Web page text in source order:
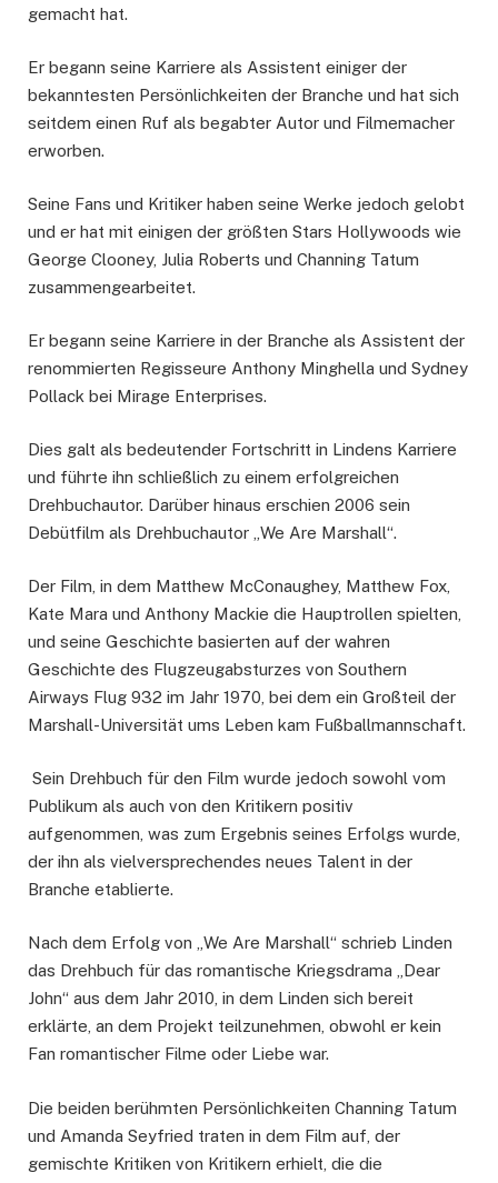
gemacht hat.
Er begann seine Karriere als Assistent einiger der
bekanntesten Persönlichkeiten der Branche und hat sich
seitdem einen Ruf als begabter Autor und Filmemacher
erworben.
Seine Fans und Kritiker haben seine Werke jedoch gelobt
und er hat mit einigen der größten Stars Hollywoods wie
George Clooney, Julia Roberts und Channing Tatum
zusammengearbeitet.
Er begann seine Karriere in der Branche als Assistent der
renommierten Regisseure Anthony Minghella und Sydney
Pollack bei Mirage Enterprises.
Dies galt als bedeutender Fortschritt in Lindens Karriere
und führte ihn schließlich zu einem erfolgreichen
Drehbuchautor. Darüber hinaus erschien 2006 sein
Debütfilm als Drehbuchautor „We Are Marshall“.
Der Film, in dem Matthew McConaughey, Matthew Fox,
Kate Mara und Anthony Mackie die Hauptrollen spielten,
und seine Geschichte basierten auf der wahren
Geschichte des Flugzeugabsturzes von Southern
Airways Flug 932 im Jahr 1970, bei dem ein Großteil der
Marshall-Universität ums Leben kam Fußballmannschaft.
Sein Drehbuch für den Film wurde jedoch sowohl vom
Publikum als auch von den Kritikern positiv
aufgenommen, was zum Ergebnis seines Erfolgs wurde,
der ihn als vielversprechendes neues Talent in der
Branche etablierte.
Nach dem Erfolg von „We Are Marshall“ schrieb Linden
das Drehbuch für das romantische Kriegsdrama „Dear
John“ aus dem Jahr 2010, in dem Linden sich bereit
erklärte, an dem Projekt teilzunehmen, obwohl er kein
Fan romantischer Filme oder Liebe war.
Die beiden berühmten Persönlichkeiten Channing Tatum
und Amanda Seyfried traten in dem Film auf, der
gemischte Kritiken von Kritikern erhielt, die die